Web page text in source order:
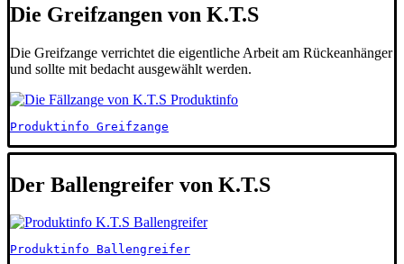
Die Greifzangen von K.T.S
Die Greifzange verrichtet die eigentliche Arbeit am Rückeanhänger
und sollte mit bedacht ausgewählt werden.
Produktinfo Greifzange
Der Ballengreifer von K.T.S
Produktinfo Ballengreifer